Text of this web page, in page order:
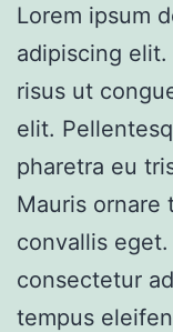
Lorem ipsum
adipiscing
risus ut
elit.
pharetra eu
Mauris ornare
convallis
consectetur
tempus